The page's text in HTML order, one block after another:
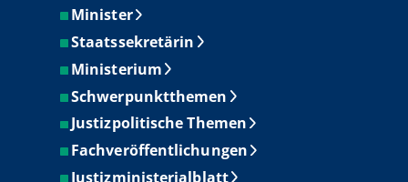
Minister
Staatssekretärin
Ministerium
Schwerpunktthemen
Justizpolitische Themen
Fachveröffentlichungen
Justizministerialblatt